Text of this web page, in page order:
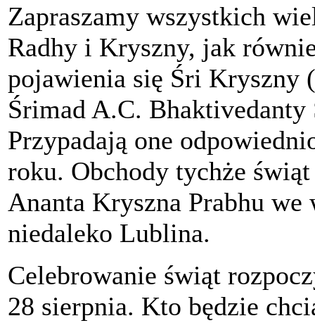
Zapraszamy wszystkich
Radhy i Kryszny, jak
pojawienia się Śri Kryszny
Śrimad A.C. Bhaktivedanty
Przypadają one
roku. Obchody tychże
Ananta Kryszna Prabhu
niedaleko Lublina.
Celebrowanie świąt
28 sierpnia. Kto będzie